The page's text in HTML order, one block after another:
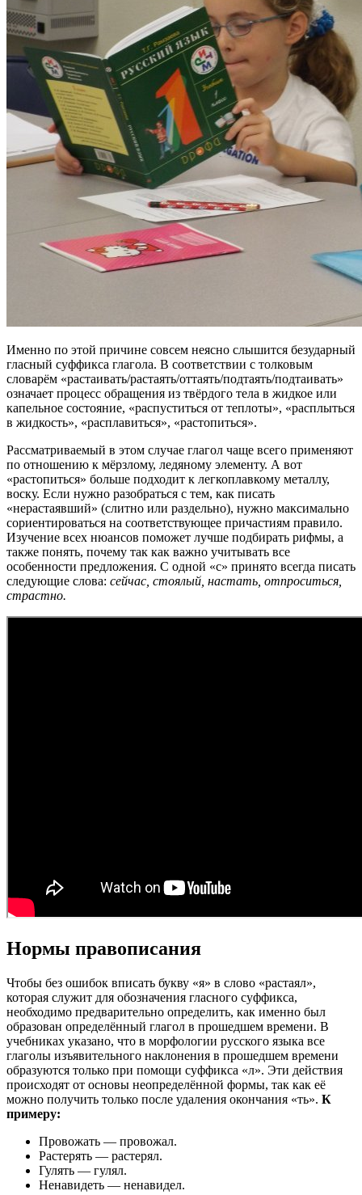
Именно по этой причине совсем неясно слышится безударный
гласный суффикса глагола. В соответствии с толковым
словарём «растаивать/растаять/оттаять/подтаять/подтаивать»
означает процесс обращения из твёрдого тела в жидкое или
капельное состояние, «распуститься от теплоты», «расплыться
в жидкость», «расплавиться», «растопиться».
Рассматриваемый в этом случае глагол чаще всего применяют
по отношению к мёрзлому, ледяному элементу. А вот
«растопиться» больше подходит к легкоплавкому металлу,
воску. Если нужно разобраться с тем, как писать
«нерастаявший» (слитно или раздельно), нужно максимально
сориентироваться на соответствующее причастиям правило.
Изучение всех нюансов поможет лучше подбирать рифмы, а
также понять, почему так как важно учитывать все
особенности предложения. С одной «с» принято всегда писать
следующие слова: сейчас, стоялый, настать, отпроситься,
страстно.
Нормы правописания
Чтобы без ошибок вписать букву «я» в слово «растаял»,
которая служит для обозначения гласного суффикса,
необходимо предварительно определить, как именно был
образован определённый глагол в прошедшем времени. В
учебниках указано, что в морфологии русского языка все
глаголы изъявительного наклонения в прошедшем времени
образуются только при помощи суффикса «л». Эти действия
происходят от основы неопределённой формы, так как её
можно получить только после удаления окончания «ть». К
примеру:
Провожать — провожал.
Растерять — растерял.
Гулять — гулял.
Ненавидеть — ненавидел.